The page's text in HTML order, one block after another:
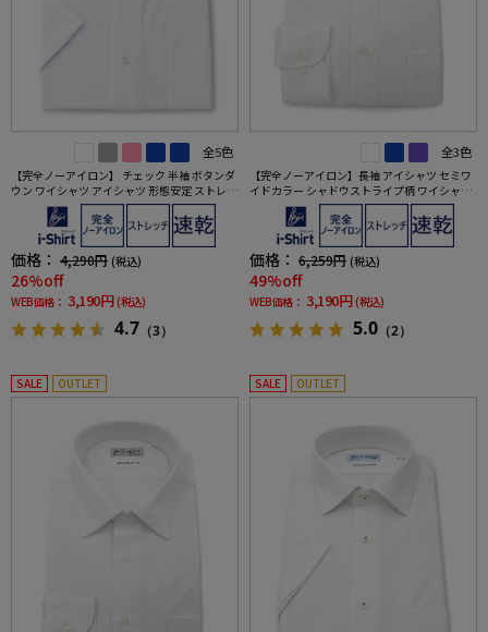
全5色
【完全ノーアイロン】 チェック 半袖 ボタンダ
ウン ワイシャツ アイシャツ 形態安定 ストレッ
チ 吸水速乾 春夏
価格： 4,290円 (税込)
26%off
WEB価格： 3,190円 (税込)
4.7 （3）
全3色
【完全ノーアイロン】長袖 アイシャツ セミワ
イドカラー シャドウストライプ柄 ワイシャツ i
-shirt 通年
価格： 6,259円 (税込)
49%off
WEB価格： 3,190円 (税込)
5.0 （2）
SALE OUTLET SALE OUTLET